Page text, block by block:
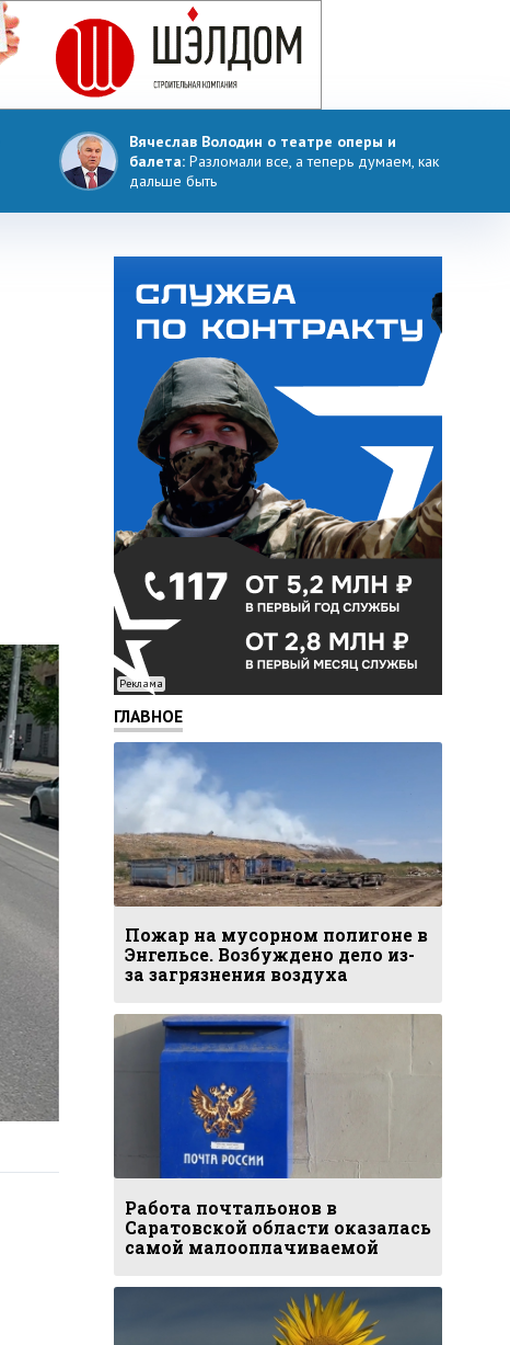
Вячеслав Володин о театре оперы и
балета: Разломали все, а теперь думаем, как
дальше быть
Реклама
ГЛАВНОЕ
Пожар на мусорном полигоне в
Энгельсе. Возбуждено дело из-
за загрязнения воздуха
Работа почтальонов в
Саратовской области оказалась
самой малооплачиваемой